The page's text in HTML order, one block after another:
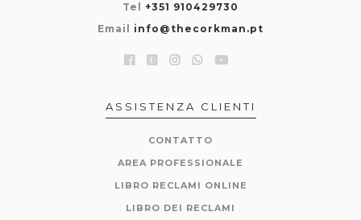
Tel +351 910429730
Email info@thecorkman.pt
ASSISTENZA CLIENTI
CONTATTO
AREA PROFESSIONALE
LIBRO RECLAMI ONLINE
LIBRO DEI RECLAMI